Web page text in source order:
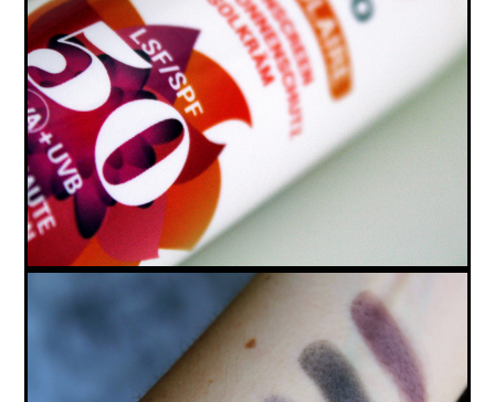
SOLEIL, BRONZAGE : UN ÉTÉ VEGAN &
NATUREL